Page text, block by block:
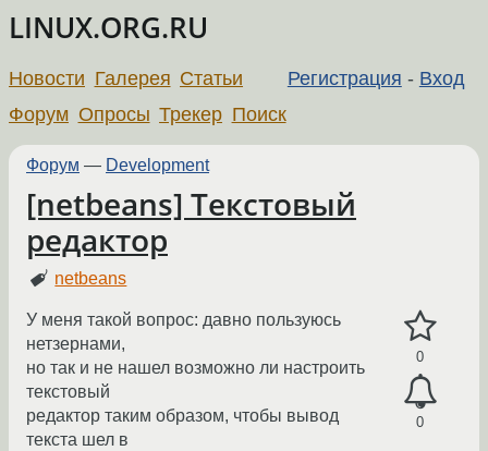
LINUX.ORG.RU
Регистрация - Вход
Новости Галерея Статьи
Форум Опросы Трекер Поиск
Форум — Development
[netbeans] Текстовый
редактор
netbeans
0
0
У меня такой вопрос: давно пользуюсь
нетзернами,
но так и не нашел возможно ли настроить
текстовый
редактор таким образом, чтобы вывод
текста шел в